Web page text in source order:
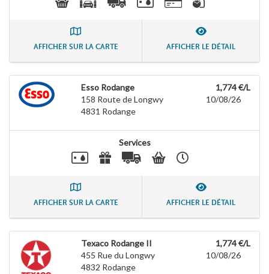
AFFICHER SUR LA CARTE AFFICHER LE DÉTAIL
Esso Rodange
158 Route de Longwy
4831 Rodange
1,774 €/L
10/08/26
Services
AFFICHER SUR LA CARTE AFFICHER LE DÉTAIL
Texaco Rodange II
455 Rue du Longwy
4832 Rodange
1,774 €/L
10/08/26